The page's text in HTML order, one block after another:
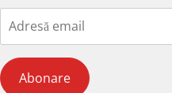
Adresă
email
Abonare